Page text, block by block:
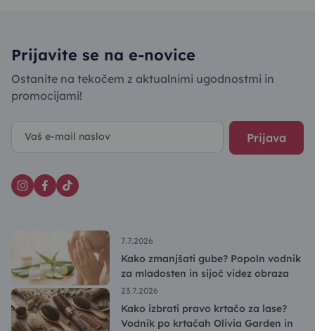
Prijavite se na e-novice
Ostanite na tekočem z aktualnimi ugodnostmi in
promocijami!
Prijava
7.7.2026
Kako zmanjšati gube? Popoln vodnik
za mladosten in sijoč videz obraza
23.7.2026
Kako izbrati pravo krtačo za lase?
Vodnik po krtačah Olivia Garden in